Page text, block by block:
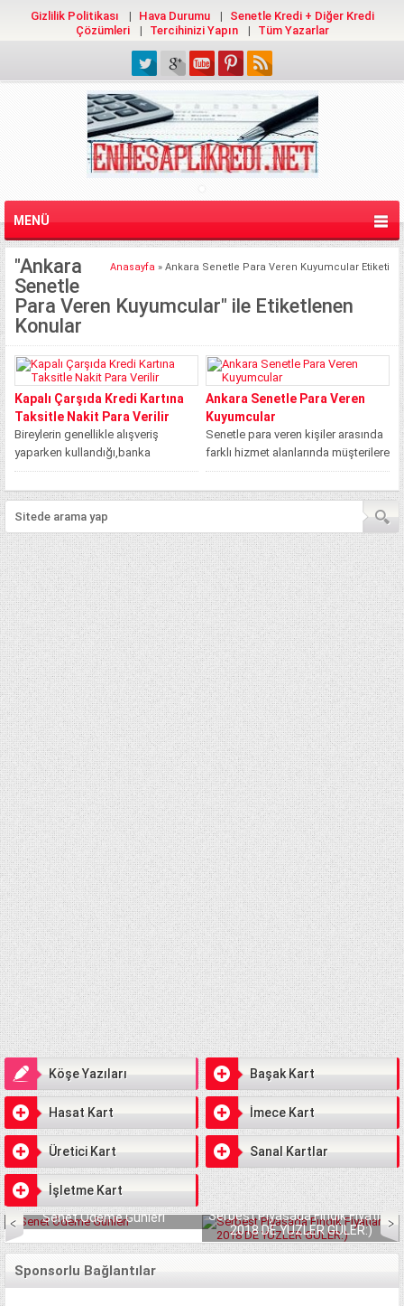
Gizlilik Politikası Hava Durumu
Senetle Kredi + Diğer Kredi
Çözümleri
Tercihinizi Yapın Tüm Yazarlar
MENÜ
Anasayfa » Ankara Senetle Para Veren Kuyumcular Etiketi
"Ankara
Senetle
Para Veren Kuyumcular" ile Etiketlenen
Konular
Kapalı Çarşıda Kredi Kartına
Taksitle Nakit Para Verilir
Bireylerin genellikle alışveriş
yaparken kullandığı,banka
kurumları tarafından bireylere
içerisine bireyin gelir durumuna
Ankara Senetle Para Veren
Kuyumcular
Senetle para veren kişiler arasında
farklı hizmet alanlarında müşterilere
hizmet veren kişiler bulunmaktadır.
Kuyumcular, telefoncular...
Köşe Yazıları Başak Kart
Hasat Kart İmece Kart
Üretici Kart Sanal Kartlar
İşletme Kart
Senet Ödeme Günleri
Serbest Piyasada Fındık Fiyatları
2018 DE YÜZLER GÜLER:)
Sponsorlu Bağlantılar